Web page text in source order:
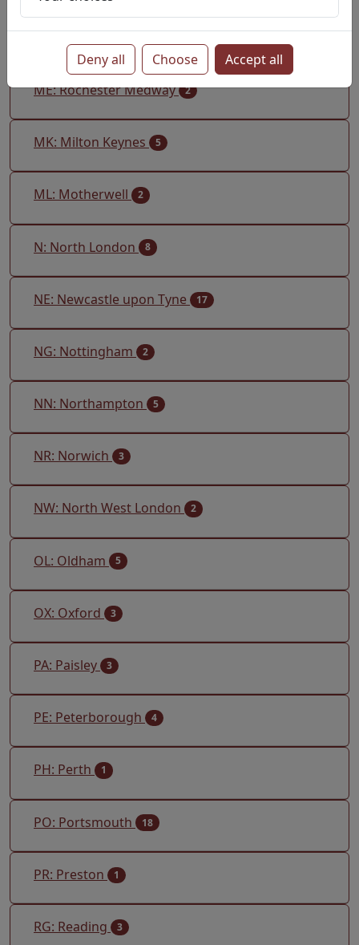
ME: Rochester Medway 2
MK: Milton Keynes 5
ML: Motherwell 2
N: North London 8
NE: Newcastle upon Tyne 17
NG: Nottingham 2
NN: Northampton 5
NR: Norwich 3
NW: North West London 2
OL: Oldham 5
OX: Oxford 3
PA: Paisley 3
PE: Peterborough 4
PH: Perth 1
PO: Portsmouth 18
PR: Preston 1
RG: Reading 3
Deny all Choose Accept all